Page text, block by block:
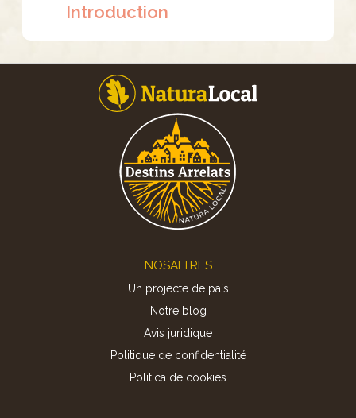
Introduction
NOSALTRES
Un projecte de país
Notre blog
Avis juridique
Politique de confidentialité
Politica de cookies